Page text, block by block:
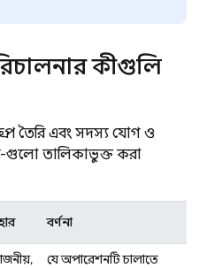
কীগুলি
তৈরি এবং সদস্য যোগ ও
তালিকাভুক্ত করা
বর্ণনা
যে অপারেশনটি চালাতে